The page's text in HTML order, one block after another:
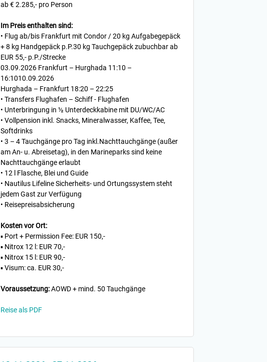
ab € 2.285,- pro Person
Im Preis enthalten sind:
• Flug ab/bis Frankfurt mit Condor / 20 kg Aufgabegepäck
+ 8 kg Handgepäck p.P.30 kg Tauchgepäck zubuchbar ab
EUR 55,- p.P./Strecke
03.09.2026 Frankfurt – Hurghada 11:10 –
16:1010.09.2026
Hurghada – Frankfurt 18:20 – 22:25
• Transfers Flughafen – Schiff - Flughafen
• Unterbringung in ½ Unterdeckkabine mit DU/WC/AC
• Vollpension inkl. Snacks, Mineralwasser, Kaffee, Tee,
Softdrinks
• 3 – 4 Tauchgänge pro Tag inkl.Nachttauchgänge (außer
am An- u. Abreisetag), in den Marineparks sind keine
Nachttauchgänge erlaubt
• 12 l Flasche, Blei und Guide
• Nautilus Lifeline Sicherheits- und Ortungssystem steht
jedem Gast zur Verfügung
• Reisepreisabsicherung
Kosten vor Ort:
▪ Port + Permission Fee: EUR 150,-
▪ Nitrox 12 l: EUR 70,-
▪ Nitrox 15 l: EUR 90,-
▪ Visum: ca. EUR 30,-
Voraussetzung:AOWD + mind. 50 Tauchgänge
Reise als PDF